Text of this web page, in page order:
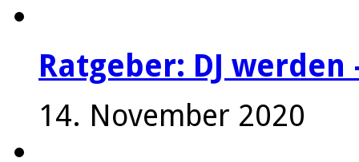
Ratgeber: DJ
14. November 2020